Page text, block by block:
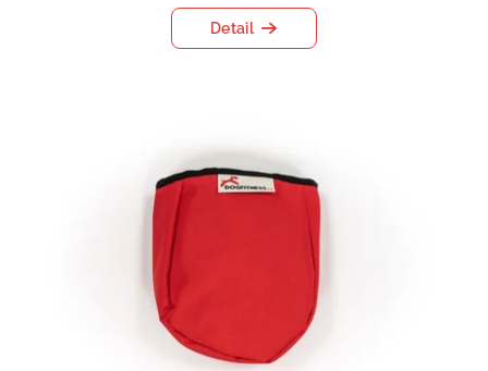
Detail